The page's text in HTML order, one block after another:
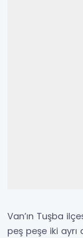
Van’ın Tuşba
peş peşe iki